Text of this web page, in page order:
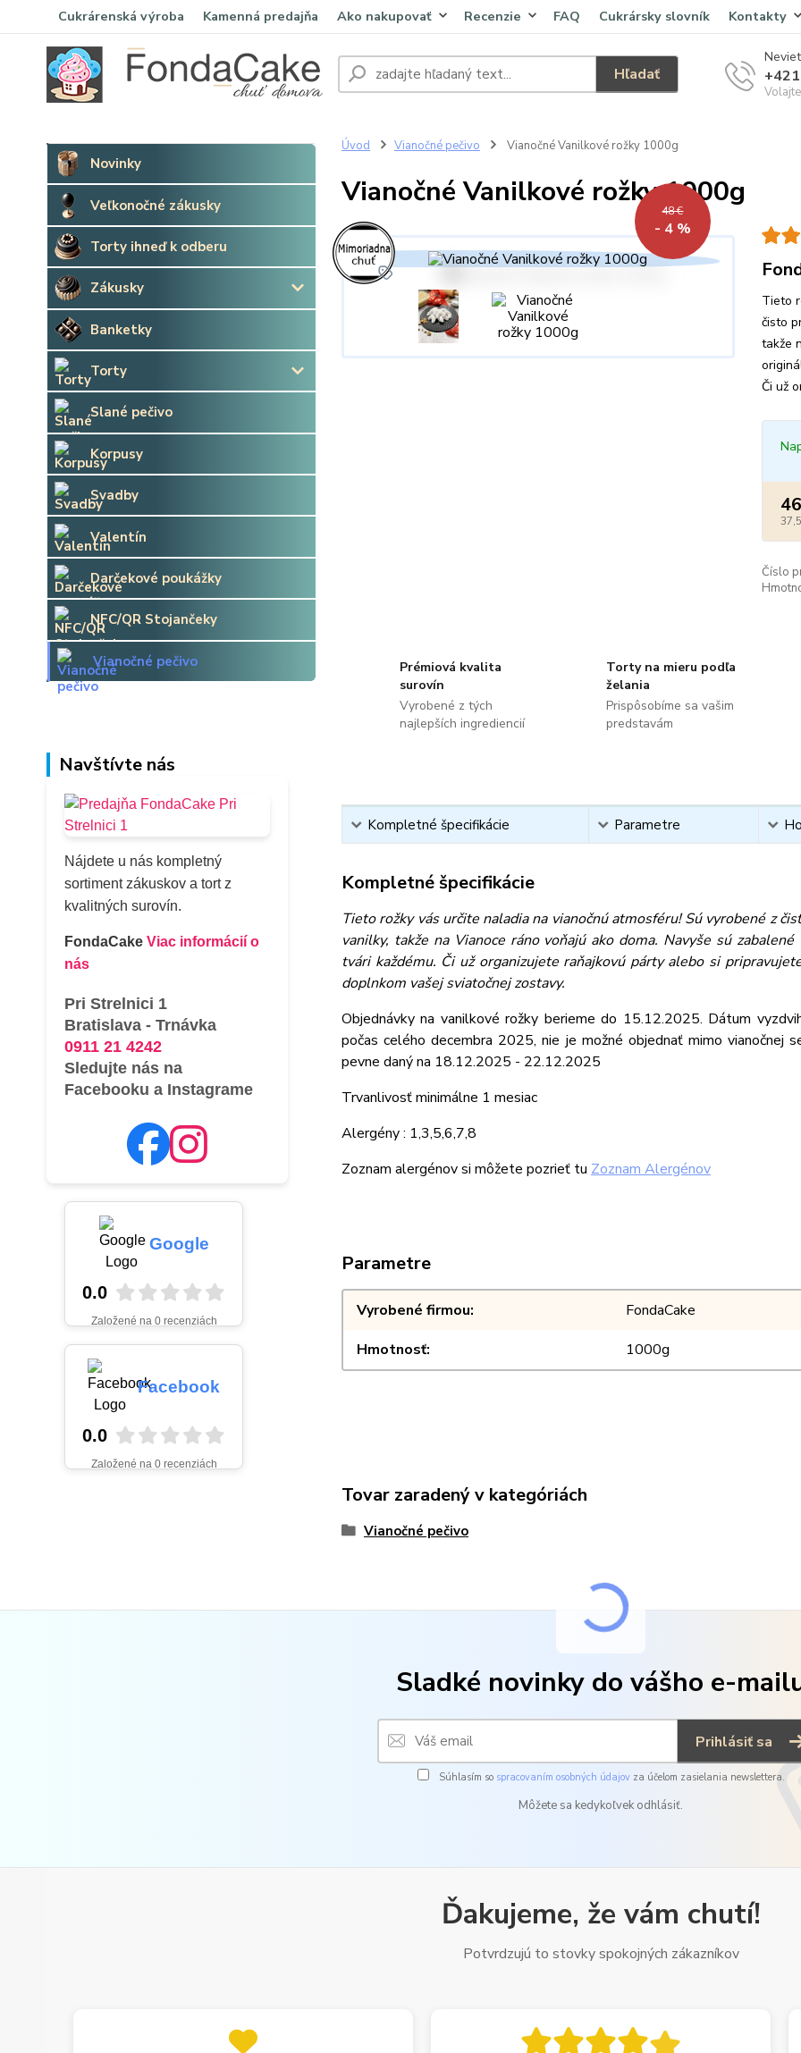
Cukrárenská výroba Kamenná predajňa Ako nakupovať Recenzie FAQ Cukrársky slovník Kontakty
Hľadať
Novinky
Veľkonočné zákusky
Torty ihneď k odberu
Zákusky
Banketky
Torty
Slané pečivo
Korpusy
Svadby
Valentín
Darčekové poukážky
NFC/QR Stojančeky
Vianočné pečivo
Navštívte nás
Nájdete u nás kompletný
sortiment zákuskov a tort z
kvalitných surovín.
FondaCake Viac informácií o
nás
Pri Strelnici 1
Bratislava - Trnávka
0911 21 4242
Sledujte nás na
Facebooku a Instagrame
Google
0.0
Založené na 0 recenziách
Facebook
0.0
Založené na 0 recenziách
Úvod Vianočné pečivo Vianočné Vanilkové rožky 1000g
Vianočné Vanilkové rožky 1000g
48 €
- 4 %
Tieto
čisto
takže
Či už
Číslo
Prémiová kvalita
surovín
Vyrobené z tých
najlepších ingrediencií
Torty na mieru podľa
želania
Prispôsobíme sa vašim
predstavám
Kompletné špecifikácie Parametre
Kompletné špecifikácie
Tieto rožky vás určite naladia na vianočnú atmosféru! Sú vyrobené z
vanilky, takže na Vianoce ráno voňajú ako doma. Navyše sú
tvári každému. Či už organizujete raňajkovú párty alebo si
doplnkom vašej sviatočnej zostavy.
Objednávky na vanilkové rožky berieme do 15.12.2025. Dátum
počas celého decembra 2025, nie je možné objednať mimo vianočnej
pevne daný na 18.12.2025 - 22.12.2025
Trvanlivosť minimálne 1 mesiac
Alergény : 1,3,5,6,7,8
Zoznam alergénov si môžete pozrieť tu Zoznam Alergénov
Parametre
Vyrobené firmou
FondaCake
Hmotnosť
1000g
Tovar zaradený v kategóriách
Vianočné pečivo
Sladké novinky do vášho e-
Prihlásiť sa
Súhlasím so spracovaním osobných údajovza účelom zasielania newslettera.
Môžete sa kedykoľvek odhlásiť.
Ďakujeme, že vám chutí!
Potvrdzujú to stovky spokojných zákazníkov